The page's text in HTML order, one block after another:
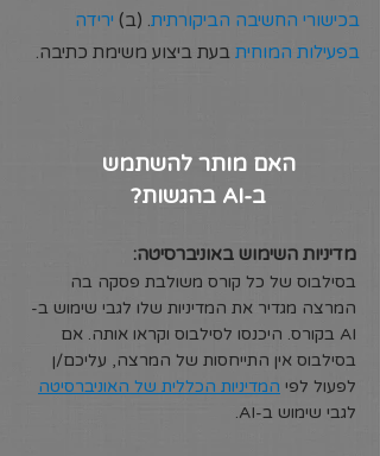
בכישורי החשיבה הביקורתית. (ב) ירידה
בפעילות המוחית בעת ביצוע משימת כתיבה.
האם מותר להשתמש
ב-AI בהגשות?
מדיניות השימוש באוניברסיטה:
בסילבוס של כל קורס משולבת פסקה בה
המרצה מגדיר את המדיניות שלו לגבי שימוש ב-
AI בקורס. היכנסו לסילבוס וקראו אותה. אם
בסילבוס אין התייחסות של המרצה, עליכם/ן
לפעול לפי המדיניות הכללית של האוניברסיטה
לגבי שימוש ב-AI.